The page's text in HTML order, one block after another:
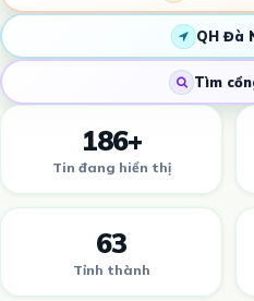
QH Đà
Tìm
186+
Tin đang hiển thị
63
Tỉnh thành